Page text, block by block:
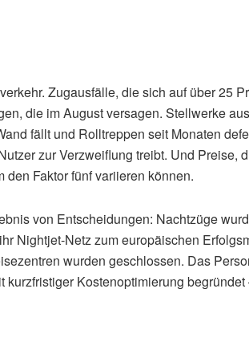
Zugausfälle, die sich auf über 25
die im August versagen. Stellwerke
fällt und Rolltreppen seit Monaten
zur Verzweiflung treibt. Und Preise,
Faktor fünf variieren können.
von Entscheidungen: Nachtzüge
Nightjet-Netz zum europäischen
wurden geschlossen. Das
Kostenoptimierung